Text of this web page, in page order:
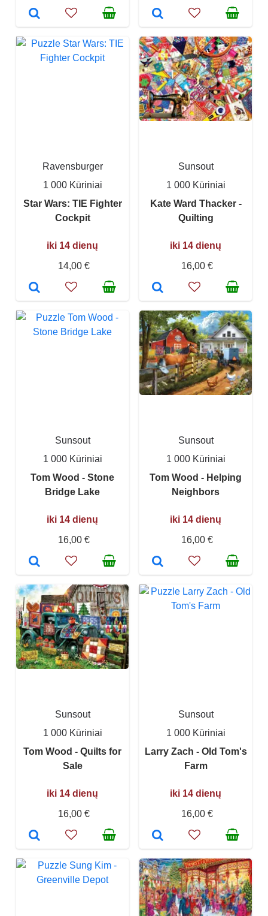
Ravensburger
1 000 Kūriniai
Star Wars: TIE Fighter
Cockpit
iki 14 dienų
14,00 €
Sunsout
1 000 Kūriniai
Kate Ward Thacker -
Quilting
iki 14 dienų
16,00 €
Sunsout
1 000 Kūriniai
Tom Wood - Stone
Bridge Lake
iki 14 dienų
16,00 €
Sunsout
1 000 Kūriniai
Tom Wood - Helping
Neighbors
iki 14 dienų
16,00 €
Sunsout
1 000 Kūriniai
Tom Wood - Quilts for
Sale
iki 14 dienų
16,00 €
Sunsout
1 000 Kūriniai
Larry Zach - Old Tom's
Farm
iki 14 dienų
16,00 €